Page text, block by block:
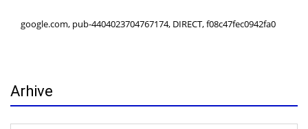
google.com, pub-4404023704767174, DIRECT, f08c47fec0942fa0
Arhive